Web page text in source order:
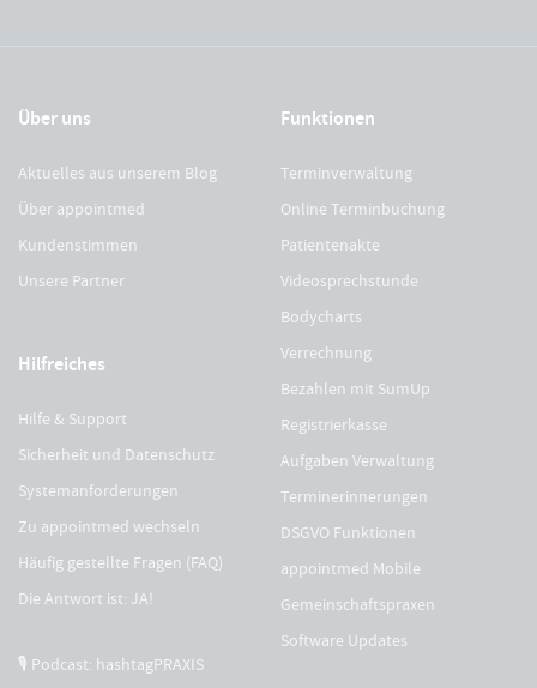
Über uns
Aktuelles aus unserem Blog
Über appointmed
Kundenstimmen
Unsere Partner
Hilfreiches
Hilfe & Support
Sicherheit und Datenschutz
Systemanforderungen
Zu appointmed wechseln
Häufig gestellte Fragen (FAQ)
Die Antwort ist: JA!
🎙 Podcast: hashtagPRAXIS
Funktionen
Terminverwaltung
Online Terminbuchung
Patientenakte
Videosprechstunde
Bodycharts
Verrechnung
Bezahlen mit SumUp
Registrierkasse
Aufgaben Verwaltung
Terminerinnerungen
DSGVO Funktionen
appointmed Mobile
Gemeinschaftspraxen
Software Updates